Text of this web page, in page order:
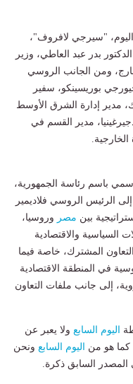
"سيرجي لافروف"،
بدر عبد العاطي، وزير
ومن الجانب الروسي
بوريسينكو، سفير
مدير إدارة الشرق الأوسط
مدير القسم في
باسم رئاسة الجمهورية،
الرئيس الروسي فلاديمير
بين مصر وروسيا،
السياسية والاقتصادية
المشترك، خاصة فيما
في المنطقة الاقتصادية
إلى جانب ملفات التعاون
اليوم السابع ولا يعبر عن
كما هو من اليوم السابع ونحن
السابق ذكرة.